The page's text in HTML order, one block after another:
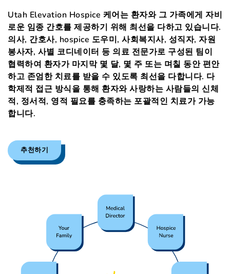
Utah Elevation Hospice 케어는 환자와 그 가족에게 자비
로운 임종 간호를 제공하기 위해 최선을 다하고 있습니다.
의사, 간호사, hospice 도우미, 사회복지사, 성직자, 자원
봉사자, 사별 코디네이터 등 의료 전문가로 구성된 팀이
협력하여 환자가 마지막 몇 달, 몇 주 또는 며칠 동안 편안
하고 존엄한 치료를 받을 수 있도록 최선을 다합니다. 다
학제적 접근 방식을 통해 환자와 사랑하는 사람들의 신체
적, 정서적, 영적 필요를 충족하는 포괄적인 치료가 가능
합니다.
추천하기